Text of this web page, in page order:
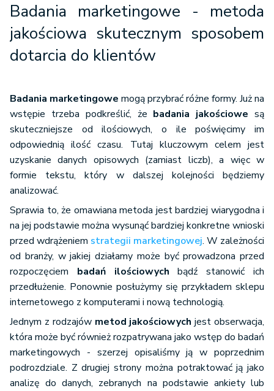
Badania marketingowe - metoda
jakościowa skutecznym sposobem
dotarcia do klientów
Badania marketingowe mogą przybrać różne formy. Już na
wstępie trzeba podkreślić, że badania jakościowe są
skuteczniejsze od ilościowych, o ile poświęcimy im
odpowiednią ilość czasu. Tutaj kluczowym celem jest
uzyskanie danych opisowych (zamiast liczb), a więc w
formie tekstu, który w dalszej kolejności będziemy
analizować.
Sprawia to, że omawiana metoda jest bardziej wiarygodna i
na jej podstawie można wysunąć bardziej konkretne wnioski
przed wdrążeniem strategii marketingowej. W zależności
od branży, w jakiej działamy może być prowadzona przed
rozpoczęciem badań ilościowych bądź stanowić ich
przedłużenie. Ponownie posłużymy się przykładem sklepu
internetowego z komputerami i nową technologią.
Jednym z rodzajów metod jakościowych jest obserwacja,
która może być również rozpatrywana jako wstęp do badań
marketingowych - szerzej opisaliśmy ją w poprzednim
podrozdziale. Z drugiej strony można potraktować ją jako
analizę do danych, zebranych na podstawie ankiety lub